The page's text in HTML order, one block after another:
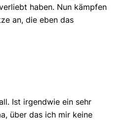
haben. Nun kämpfen
an, die eben das
Ist irgendwie ein sehr
über das ich mir keine